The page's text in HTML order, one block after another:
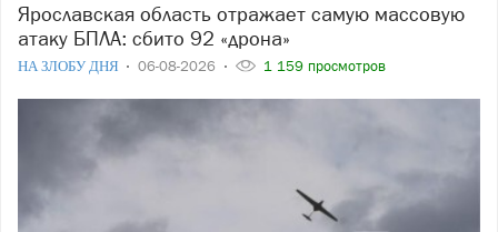
Ярославская область отражает самую массовую
атаку БПЛА: сбито 92 «дрона»
НА ЗЛОБУ ДНЯ 06-08-2026 1 159 просмотров